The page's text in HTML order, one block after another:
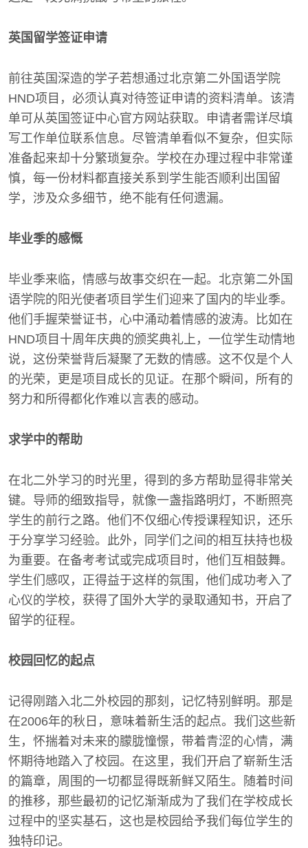
英国留学签证申请
前往英国深造的学子若想通过北京第二外国语学院
HND项目，必须认真对待签证申请的资料清单。该清
单可从英国签证中心官方网站获取。申请者需详尽填
写工作单位联系信息。尽管清单看似不复杂，但实际
准备起来却十分繁琐复杂。学校在办理过程中非常谨
慎，每一份材料都直接关系到学生能否顺利出国留
学，涉及众多细节，绝不能有任何遗漏。
毕业季的感慨
毕业季来临，情感与故事交织在一起。北京第二外国
语学院的阳光使者项目学生们迎来了国内的毕业季。
他们手握荣誉证书，心中涌动着情感的波涛。比如在
HND项目十周年庆典的颁奖典礼上，一位学生动情地
说，这份荣誉背后凝聚了无数的情感。这不仅是个人
的光荣，更是项目成长的见证。在那个瞬间，所有的
努力和所得都化作难以言表的感动。
求学中的帮助
在北二外学习的时光里，得到的多方帮助显得非常关
键。导师的细致指导，就像一盏指路明灯，不断照亮
学生的前行之路。他们不仅细心传授课程知识，还乐
于分享学习经验。此外，同学们之间的相互扶持也极
为重要。在备考考试或完成项目时，他们互相鼓舞。
学生们感叹，正得益于这样的氛围，他们成功考入了
心仪的学校，获得了国外大学的录取通知书，开启了
留学的征程。
校园回忆的起点
记得刚踏入北二外校园的那刻，记忆特别鲜明。那是
在2006年的秋日，意味着新生活的起点。我们这些新
生，怀揣着对未来的朦胧憧憬，带着青涩的心情，满
怀期待地踏入了校园。在这里，我们开启了崭新生活
的篇章，周围的一切都显得既新鲜又陌生。随着时间
的推移，那些最初的记忆渐渐成为了我们在学校成长
过程中的坚实基石，这也是校园给予我们每位学生的
独特印记。